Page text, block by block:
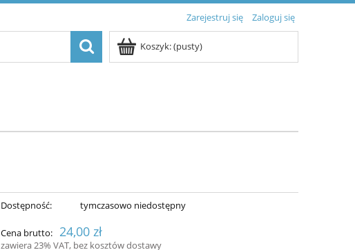
Zarejestruj się Zaloguj się
Koszyk:(pusty)
Dostępność: tymczasowo niedostępny
Cena brutto: 24,00 zł
zawiera 23% VAT, bez kosztów dostawy